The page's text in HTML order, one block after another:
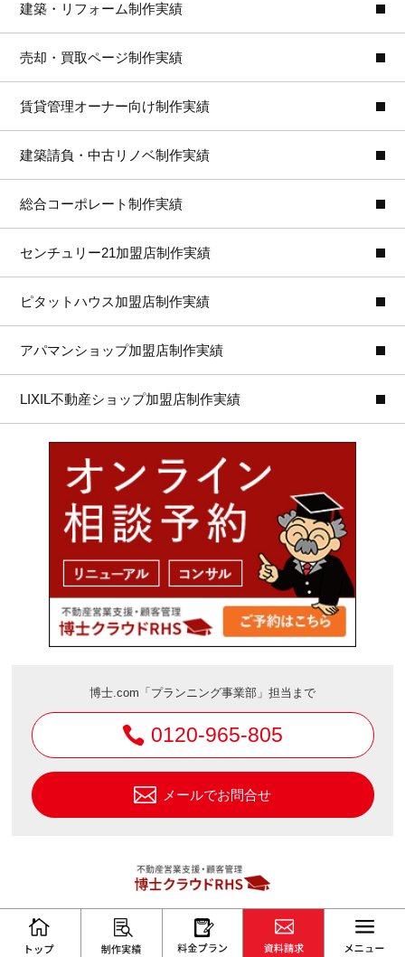
建築・リフォーム制作実績
売却・買取ページ制作実績
賃貸管理オーナー向け制作実績
建築請負・中古リノベ制作実績
総合コーポレート制作実績
センチュリー21加盟店制作実績
ピタットハウス加盟店制作実績
アパマンショップ加盟店制作実績
LIXIL不動産ショップ加盟店制作実績
博士.com「プランニング事業部」担当まで
0120-965-805
メールでお問合せ